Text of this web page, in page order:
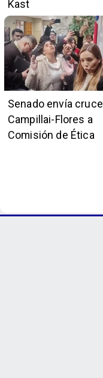
Kast
Senado envía cruce
Campillai-Flores a
Comisión de Ética